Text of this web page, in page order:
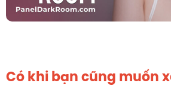
Có khi bạn cũng muốn